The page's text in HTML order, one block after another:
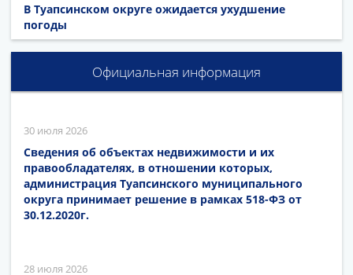
В Туапсинском округе ожидается ухудшение
погоды
Официальная информация
30 июля 2026
Сведения об объектах недвижимости и их
правообладателях, в отношении которых,
администрация Туапсинского муниципального
округа принимает решение в рамках 518-ФЗ от
30.12.2020г.
28 июля 2026